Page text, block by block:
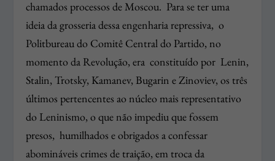
chamados processos de Moscou. Para se ter uma
ideia da grosseria dessa engenharia repressiva, o
Politbureau do Comitê Central do Partido, no
momento da Revolução, era constituído por Lenin,
Stalin, Trotsky, Kamanev, Bugarin e Zinoviev, os três
últimos pertencentes ao núcleo mais representativo
do Leninismo, o que não impediu que fossem
presos, humilhados e obrigados a confessar
abomináveis crimes de traição, em troca da